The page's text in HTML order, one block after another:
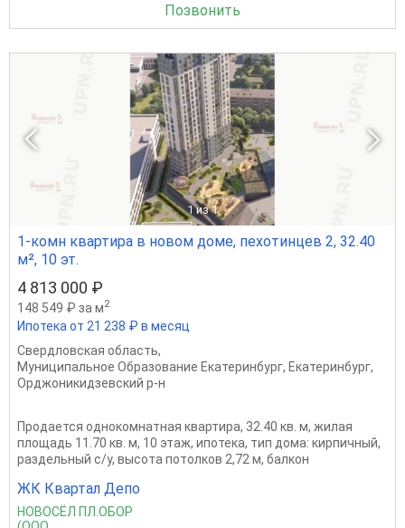
Позвонить
1 из 1
1-комн квартира в новом доме, пехотинцев 2, 32.40
м², 10 эт.
4 813 000 ₽
148 549 ₽ за м2
Ипотека от 21 238 ₽ в месяц
Свердловская область,
Муниципальное Образование Екатеринбург, Екатеринбург,
Орджоникидзевский р-н
Продается однокомнатная квартира, 32.40 кв. м, жилая
площадь 11.70 кв. м, 10 этаж, ипотека, тип дома: кирпичный,
раздельный с/у, высота потолков 2,72 м, балкон
ЖК Квартал Депо
НОВОСЁЛ ПЛ.ОБОР